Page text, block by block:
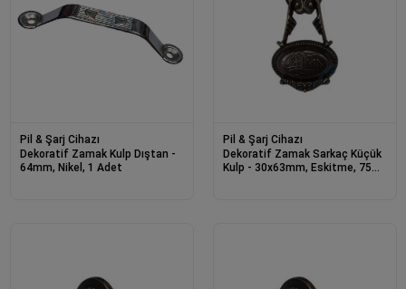
Pil & Şarj Cihazı
Dekoratif Zamak Kulp Dıştan -
64mm, Nikel, 1 Adet
Pil & Şarj Cihazı
Dekoratif Zamak Sarkaç Küçük
Kulp - 30x63mm, Eskitme, 75